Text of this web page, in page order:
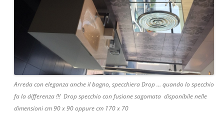
Arreda con eleganza anche il bagno, specchiera Drop … quando lo specchio
fa la differenza !!! Drop specchio con fusione sagomata disponibile nelle
dimensioni cm 90 x 90 oppure cm 170 x 70